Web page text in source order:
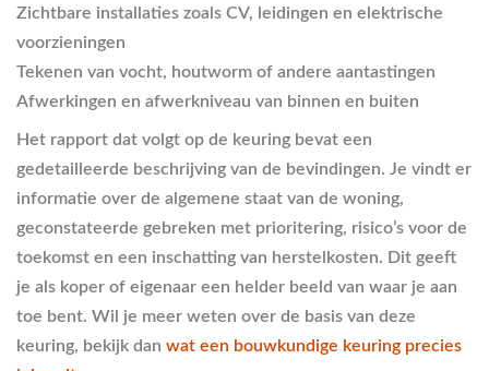
Zichtbare installaties zoals CV, leidingen en elektrische
voorzieningen
Tekenen van vocht, houtworm of andere aantastingen
Afwerkingen en afwerkniveau van binnen en buiten
Het rapport dat volgt op de keuring bevat een
gedetailleerde beschrijving van de bevindingen. Je vindt er
informatie over de algemene staat van de woning,
geconstateerde gebreken met prioritering, risico’s voor de
toekomst en een inschatting van herstelkosten. Dit geeft
je als koper of eigenaar een helder beeld van waar je aan
toe bent. Wil je meer weten over de basis van deze
keuring, bekijk dan wat een bouwkundige keuring precies